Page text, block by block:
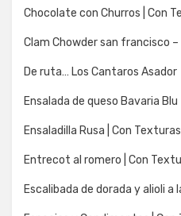
Chocolate con Churros | Con
Clam Chowder san francisco
De ruta… Los Cantaros Asador
Ensalada de queso Bavaria Blu
Ensaladilla Rusa | Con
Entrecot al romero | Con
Escalibada de dorada y alioli a